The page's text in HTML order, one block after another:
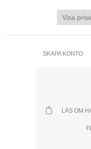
SKAPA KONTO
LÄS OM